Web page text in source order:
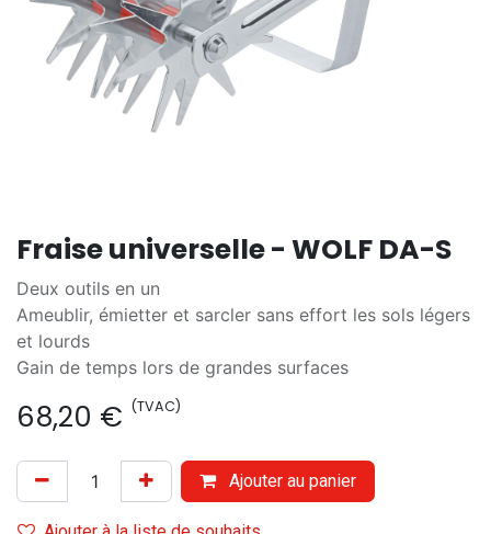
Fraise universelle - WOLF DA-S
Deux outils en un
Ameublir, émietter et sarcler sans effort les sols légers
et lourds
Gain de temps lors de grandes surfaces
68,20 € (TVAC)
Ajouter au panier